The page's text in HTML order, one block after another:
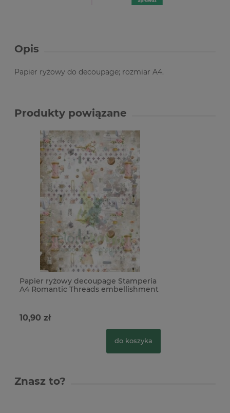
Opis
Papier ryżowy do decoupage; rozmiar A4.
Produkty powiązane
Papier ryżowy decoupage Stamperia
A4 Romantic Threads embellishment
10,90 zł
do koszyka
Znasz to?